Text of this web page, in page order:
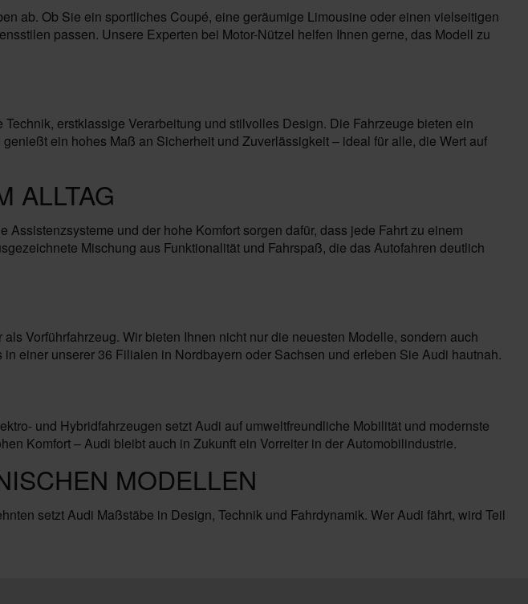
ab. Ob Sie ein sportliches Coupé, eine geräumige Limousine oder einen vielseitigen
passen. Unsere Experten bei Motor-Nützel helfen Ihnen gerne, das Modell zu
erstklassige Verarbeitung und stilvolles Design. Die Fahrzeuge bieten ein
ein hohes Maß an Sicherheit und Zuverlässigkeit – ideal für alle, die Wert auf
ALLTAG
und der hohe Komfort sorgen dafür, dass jede Fahrt zu einem
Mischung aus Funktionalität und Fahrspaß, die das Autofahren deutlich
Vorführfahrzeug. Wir bieten Ihnen nicht nur die neuesten Modelle, sondern auch
einer unserer 36 Filialen in Nordbayern oder Sachsen und erleben Sie Audi hautnah.
und Hybridfahrzeugen setzt Audi auf umweltfreundliche Mobilität und modernste
Komfort – Audi bleibt auch in Zukunft ein Vorreiter in der Automobilindustrie.
MODELLEN
setzt Audi Maßstäbe in Design, Technik und Fahrdynamik. Wer Audi fährt, wird Teil